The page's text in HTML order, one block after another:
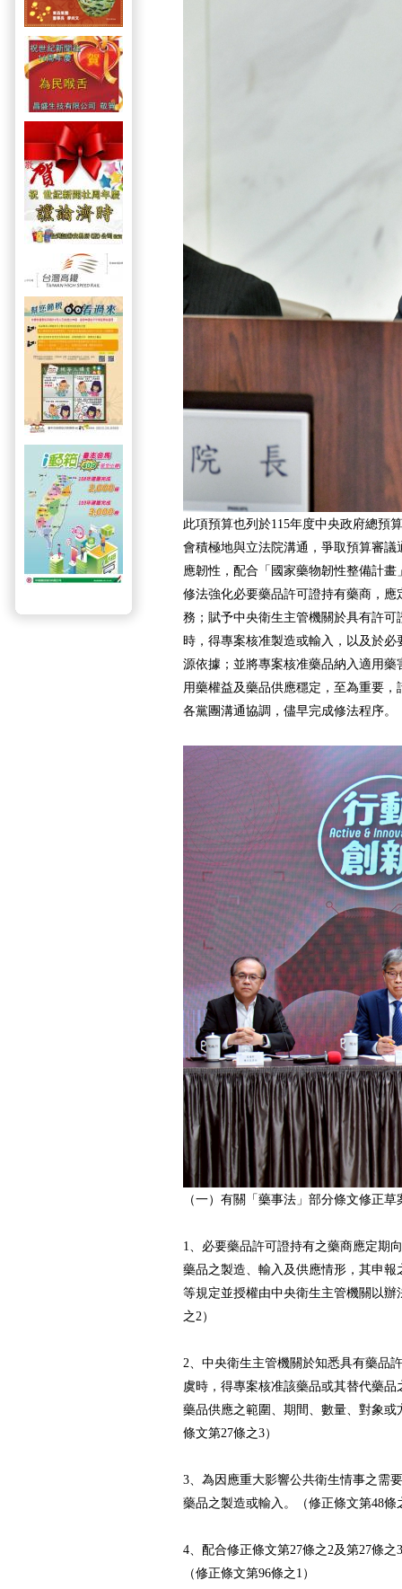
此項預算也列於115年度中央政府總預
會積極地與立法院溝通，爭取預算審
應韌性，配合「國家藥物韌性整備計
修法強化必要藥品許可證持有藥商，
務；賦予中央衛生主管機關於具有許
時，得專案核准製造或輸入，以及於
源依據；並將專案核准藥品納入適用
用藥權益及藥品供應穩定，至為重要
各黨團溝通協調，儘早完成修法程序。
（一）有關「藥事法」部分條文修正
1、必要藥品許可證持有之藥商應定期
藥品之製造、輸入及供應情形，其申
等規定並授權由中央衛生主管機關以辦
之2）
2、中央衛生主管機關於知悉具有藥品
虞時，得專案核准該藥品或其替代藥
藥品供應之範圍、期間、數量、對象
條文第27條之3）
3、為因應重大影響公共衛生情事之需
藥品之製造或輸入。（修正條文第48
4、配合修正條文第27條之2及第27條
（修正條文第96條之1）